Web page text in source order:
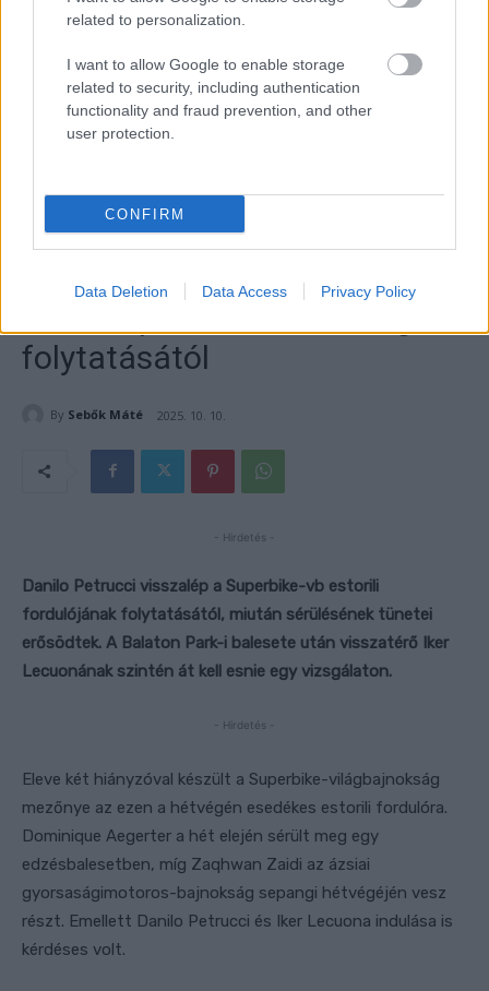
related to personalization.
I want to allow Google to enable storage
related to security, including authentication
functionality and fraud prevention, and other
user protection.
CONFIRM
Data Deletion Data Access Privacy Policy